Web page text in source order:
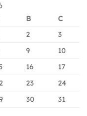
B
C
2
3
9
10
16
17
23
24
30 31